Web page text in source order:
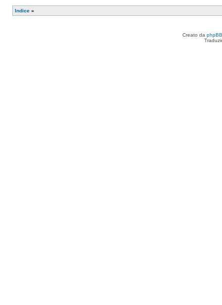
Indice »
Creato da phpBB